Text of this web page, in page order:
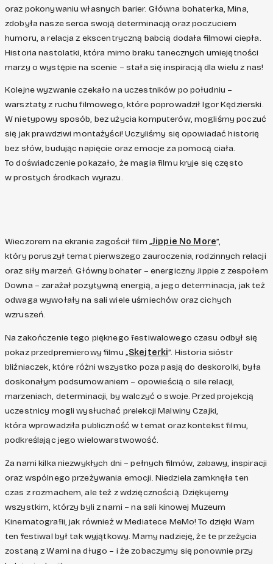
oraz pokonywaniu własnych barier. Główna bohaterka, Mina,
zdobyła nasze serca swoją determinacją oraz poczuciem
humoru, a relacja z ekscentryczną babcią dodała filmowi ciepła.
Historia nastolatki, która mimo braku tanecznych umiejętności
marzy o występie na scenie – stała się inspiracją dla wielu z nas!
Kolejne wyzwanie czekało na uczestników po południu –
warsztaty z ruchu filmowego, które poprowadził Igor Kędzierski.
W nietypowy sposób, bez użycia komputerów, mogliśmy poczuć
się jak prawdziwi montażyści! Uczyliśmy się opowiadać historię
bez słów, budując napięcie oraz emocje za pomocą ciała.
To doświadczenie pokazało, że magia filmu kryje się często
w prostych środkach wyrazu.
Wieczorem na ekranie zagościł film „Jippie No More”,
który poruszył temat pierwszego zauroczenia, rodzinnych relacji
oraz siły marzeń. Główny bohater – energiczny Jippie z zespołem
Downa – zarażał pozytywną energią, a jego determinacja, jak też
odwaga wywołały na sali wiele uśmiechów oraz cichych
wzruszeń.
Na zakończenie tego pięknego festiwalowego czasu odbył się
pokaz przedpremierowy filmu „Skejterki”. Historia sióstr
bliźniaczek, które różni wszystko poza pasją do deskorolki, była
doskonałym podsumowaniem – opowieścią o sile relacji,
marzeniach, determinacji, by walczyć o swoje. Przed projekcją
uczestnicy mogli wysłuchać prelekcji Malwiny Czajki,
która wprowadziła publiczność w temat oraz kontekst filmu,
podkreślając jego wielowarstwowość.
Za nami kilka niezwykłych dni – pełnych filmów, zabawy, inspiracji
oraz wspólnego przeżywania emocji. Niedziela zamknęła ten
czas z rozmachem, ale też z wdzięcznością. Dziękujemy
wszystkim, którzy byli z nami – na sali kinowej Muzeum
Kinematografii, jak również w Mediatece MeMo! To dzięki Wam
ten festiwal był tak wyjątkowy. Mamy nadzieję, że te przeżycia
zostaną z Wami na długo – i że zobaczymy się ponownie przy